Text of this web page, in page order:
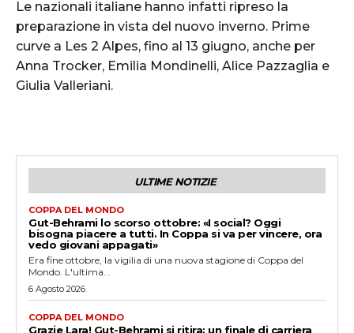
Le nazionali italiane hanno infatti ripreso la
preparazione in vista del nuovo inverno. Prime
curve a Les 2 Alpes, fino al 13 giugno, anche per
Anna Trocker, Emilia Mondinelli, Alice Pazzaglia e
Giulia Valleriani.
ULTIME NOTIZIE
COPPA DEL MONDO
Gut-Behrami lo scorso ottobre: «I social? Oggi
bisogna piacere a tutti. In Coppa si va per vincere, ora
vedo giovani appagati»
Era fine ottobre, la vigilia di una nuova stagione di Coppa del
Mondo. L'ultima...
6 Agosto 2026
COPPA DEL MONDO
Grazie Lara! Gut-Behrami si ritira: un finale di carriera